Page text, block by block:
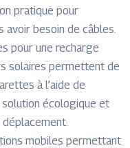
pratique pour
besoin de câbles.
pour une recharge
solaires permettent de
à l’aide de
solution écologique et
mobiles permettant